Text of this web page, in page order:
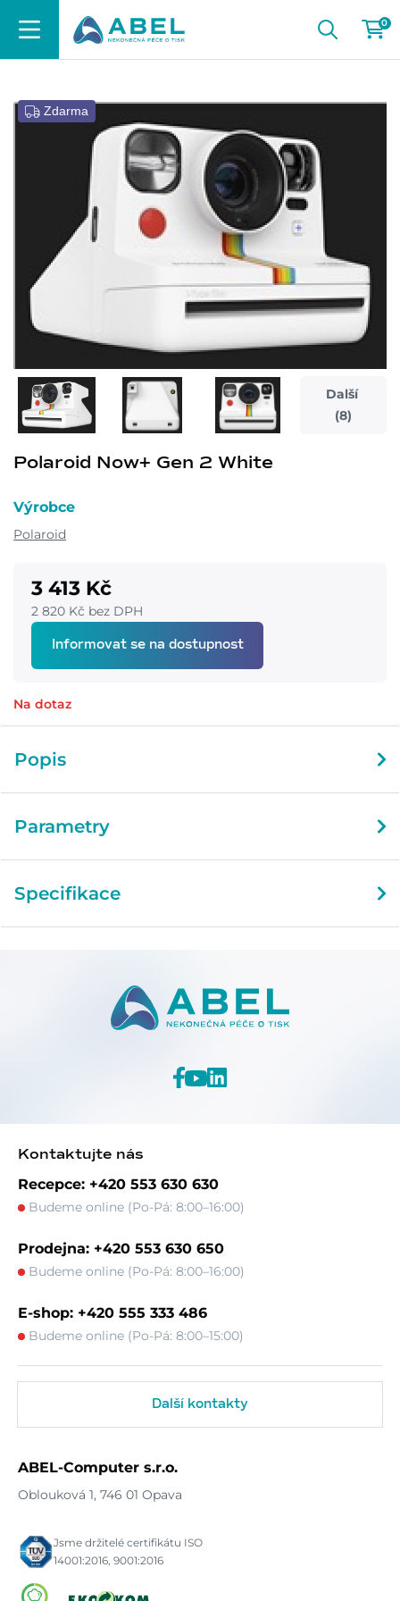
0
Zdarma
Další
(8)
Polaroid Now+ Gen 2 White
Výrobce
Polaroid
3 413 Kč
2 820 Kč bez DPH
Informovat se na dostupnost
Na dotaz
Popis
Parametry
Specifikace
Kontaktujte nás
Recepce: +420 553 630 630
Budeme online (Po-Pá: 8:00–16:00)
Prodejna: +420 553 630 650
Budeme online (Po-Pá: 8:00–16:00)
E-shop: +420 555 333 486
Budeme online (Po-Pá: 8:00–15:00)
Další kontakty
ABEL-Computer s.r.o.
Oblouková 1, 746 01 Opava
Jsme držitelé certifikátu ISO
14001:2016, 9001:2016